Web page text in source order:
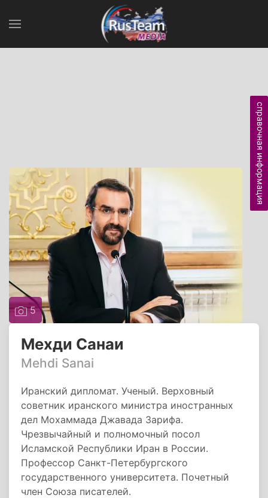
5
Мехди Санаи
Mehdi Sanai
Иранский дипломат. Ученый. Верховный
советник иранского министра иностранных
дел Мохаммада Джавада Зарифа.
Чрезвычайный и полномочный посол
Исламской Республики Иран в России.
Профессор Санкт-Петербургского
государственного университета. Почетный
член Союза писателей.
справочная информация